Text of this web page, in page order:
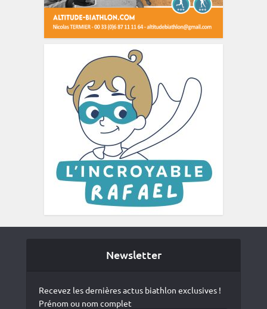
Newsletter
Recevez les dernières actus biathlon exclusives !
Prénom ou nom complet